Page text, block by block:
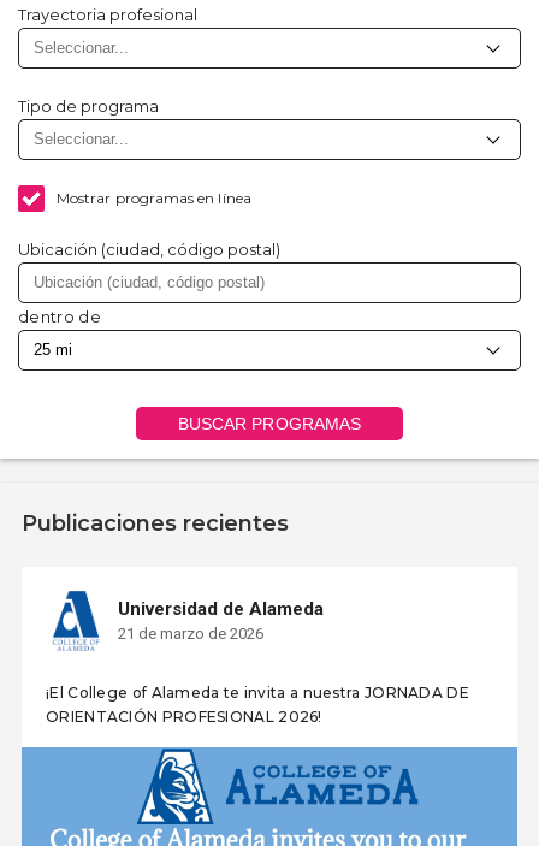
Trayectoria profesional
Tipo de programa
Mostrar programas en línea
Ubicación (ciudad, código postal)
dentro de
BUSCAR PROGRAMAS
Publicaciones recientes
Universidad de Alameda
21 de marzo de 2026
¡El College of Alameda te invita a nuestra JORNADA DE
ORIENTACIÓN PROFESIONAL 2026!